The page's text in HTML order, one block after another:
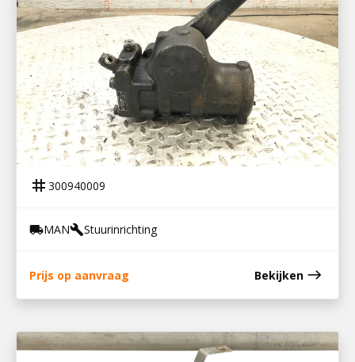
300940009
STUURHUIS RBL C300LL
tag 300940009
local_shippingMANbuildStuurinrichting
Prijs op aanvraag Bekijken east